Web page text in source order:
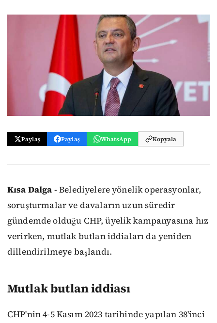
Paylaş Paylaş WhatsApp Kopyala
Kısa Dalga - Belediyelere yönelik operasyonlar,
soruşturmalar ve davaların uzun süredir
gündemde olduğu CHP, üyelik kampanyasına hız
verirken, mutlak butlan iddiaları da yeniden
dillendirilmeye başlandı.
Mutlak butlan iddiası
CHP'nin 4-5 Kasım 2023 tarihinde yapılan 38'inci